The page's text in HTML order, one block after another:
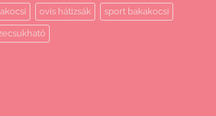
ovis hátizsák sport bakakocsi